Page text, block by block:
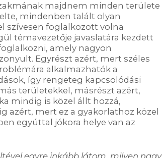
majdnem minden területe
mindenben talált olyan
szívesen foglalkozott volna
témavezetője javaslatára kezdett
amely nagyon
Egyrészt azért, mert széles
alkalmazhatók a
így rengeteg kapcsolódási
területekkel, másrészt azért,
mindig is közel állt hozzá,
azért, mert ez a gyakorlathoz közel
egyúttal jókora helye van az